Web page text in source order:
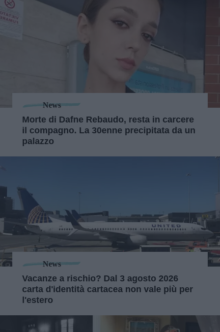
News
Morte di Dafne Rebaudo, resta in carcere
il compagno. La 30enne precipitata da un
palazzo
News
Vacanze a rischio? Dal 3 agosto 2026
carta d'identità cartacea non vale più per
l'estero